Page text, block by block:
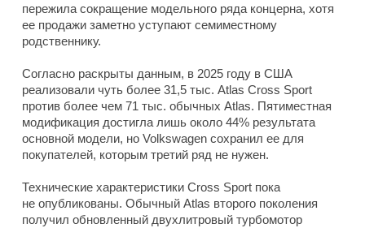
пережила сокращение модельного ряда концерна, хотя
ее продажи заметно уступают семиместному
родственнику.
Согласно раскрыты данным, в 2025 году в США
реализовали чуть более 31,5 тыс. Atlas Cross Sport
против более чем 71 тыс. обычных Atlas. Пятиместная
модификация достигла лишь около 44% результата
основной модели, но Volkswagen сохранил ее для
покупателей, которым третий ряд не нужен.
Технические характеристики Cross Sport пока
не опубликованы. Обычный Atlas второго поколения
получил обновленный двухлитровый турбомотор